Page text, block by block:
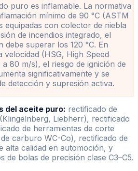
puro es inflamable. La normativa
mínimo de 90 °C (ASTM
equipadas con colector de niebla
de incendios integrado, el
debe superar los 120 °C. En
velocidad (HSG, High Speed
80 m/s), el riesgo de ignición de
significativamente y se
detección y supresión activa.
del aceite puro: rectificado de
Liebherr), rectificado
de herramientas de corte
carburo WC-Co), rectificado de
alta calidad en automoción, y
de bolas de precisión clase C3–C5.